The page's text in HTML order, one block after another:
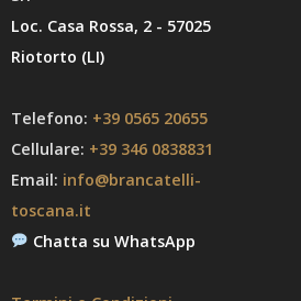
Loc. Casa Rossa, 2 - 57025
Riotorto (LI)
Telefono: +39 0565 20655
Cellulare: +39 346 0838831
Email: info@brancatelli-
toscana.it
Chatta su WhatsApp